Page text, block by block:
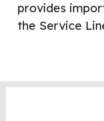
provides
the Service